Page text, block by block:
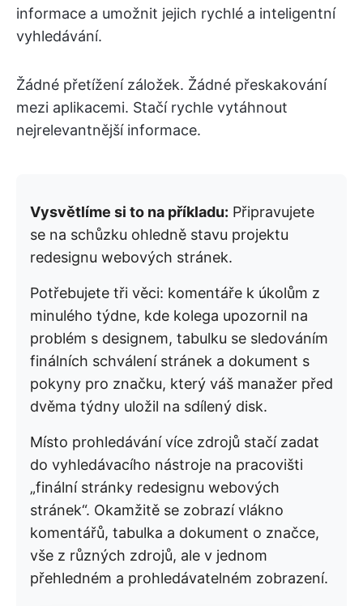
informace a umožnit jejich rychlé a inteligentní
vyhledávání.
Žádné přetížení záložek. Žádné přeskakování
mezi aplikacemi. Stačí rychle vytáhnout
nejrelevantnější informace.
Vysvětlíme si to na příkladu: Připravujete
se na schůzku ohledně stavu projektu
redesignu webových stránek.
Potřebujete tři věci: komentáře k úkolům z
minulého týdne, kde kolega upozornil na
problém s designem, tabulku se sledováním
finálních schválení stránek a dokument s
pokyny pro značku, který váš manažer před
dvěma týdny uložil na sdílený disk.
Místo prohledávání více zdrojů stačí zadat
do vyhledávacího nástroje na pracovišti
„finální stránky redesignu webových
stránek“. Okamžitě se zobrazí vlákno
komentářů, tabulka a dokument o značce,
vše z různých zdrojů, ale v jednom
přehledném a prohledávatelném zobrazení.